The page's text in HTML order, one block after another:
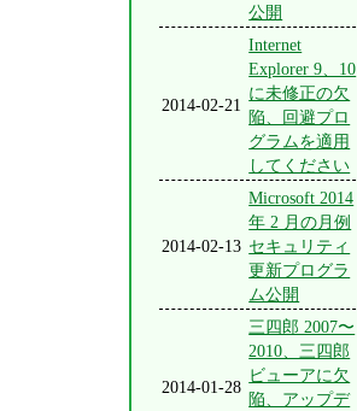
公開
2014-02-21
Internet
Explorer 9、10
に未修正の欠
陥、回避プロ
グラムを適用
してください
2014-02-13
Microsoft 2014
年 2 月の月例
セキュリティ
更新プログラ
ム公開
2014-01-28
三四郎 2007〜
2010、三四郎
ビューアに欠
陥、アップデ